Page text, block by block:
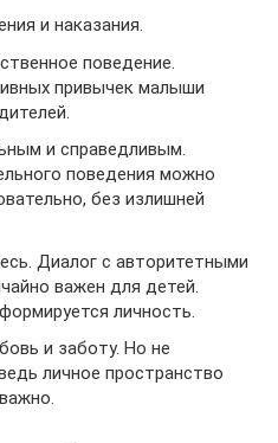
и наказания.
поведение.
привычек малыши
и справедливым.
поведения можно
без излишней
Диалог с авторитетными
важен для детей.
личность.
и заботу. Но не
личное пространство